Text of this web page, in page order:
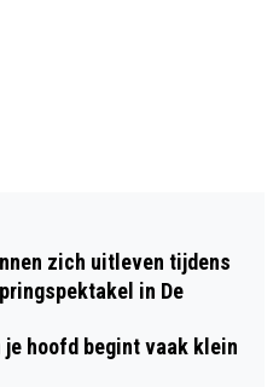
LEERLINGEN
VOOR FAMILIE
zich uitleven tijdens
in De
je hoofd begint vaak klein